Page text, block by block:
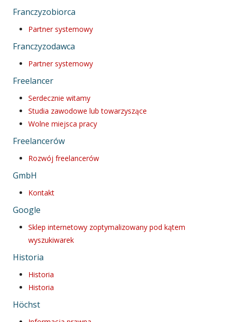
Franczyzobiorca
Partner systemowy
Franczyzodawca
Partner systemowy
Freelancer
Serdecznie witamy
Studia zawodowe lub towarzyszące
Wolne miejsca pracy
Freelancerów
Rozwój freelancerów
GmbH
Kontakt
Google
Sklep internetowy zoptymalizowany pod kątem
wyszukiwarek
Historia
Historia
Historia
Höchst